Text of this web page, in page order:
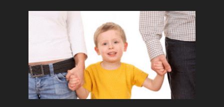
Investigación privada para particulares
Investigar casos de competencia desleal
¿Por qué contratar a un detective privado?
Divorcio contencioso: investigadores
privados
Investigadores en Valencia